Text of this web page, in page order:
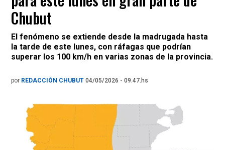
Chubut
El fenómeno se extiende desde la madrugada hasta
la tarde de este lunes, con ráfagas que podrían
superar los 100 km/h en varias zonas de la provincia.
por REDACCIÓN CHUBUT 04/05/2026 - 09.47.hs